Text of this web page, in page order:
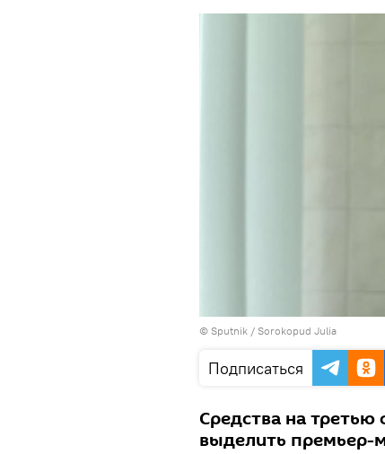
© Sputnik / Sorokopud Julia
Подписаться
Средства на
выделить